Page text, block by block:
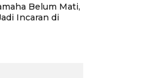
Belum Mati,
Incaran di